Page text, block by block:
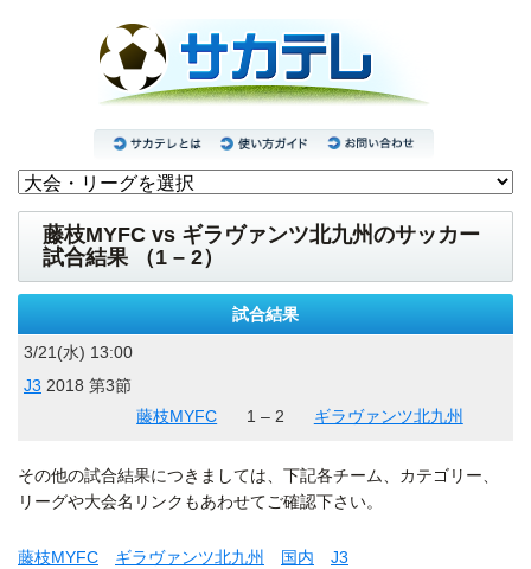
藤枝MYFC vs ギラヴァンツ北九州のサッカー
試合結果 （1 – 2）
試合結果
3/21(水) 13:00
J3 2018 第3節
藤枝MYFC
1 – 2 ギラヴァンツ北九州
その他の試合結果につきましては、下記各チーム、カテゴリー、
リーグや大会名リンクもあわせてご確認下さい。
藤枝MYFC ギラヴァンツ北九州 国内 J3